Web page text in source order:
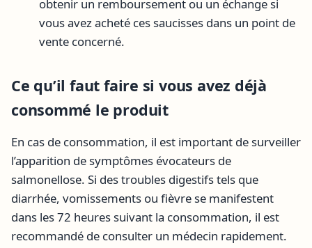
obtenir un remboursement ou un échange si
vous avez acheté ces saucisses dans un point de
vente concerné.
Ce qu’il faut faire si vous avez déjà
consommé le produit
En cas de consommation, il est important de surveiller
l’apparition de symptômes évocateurs de
salmonellose. Si des troubles digestifs tels que
diarrhée, vomissements ou fièvre se manifestent
dans les 72 heures suivant la consommation, il est
recommandé de consulter un médecin rapidement.